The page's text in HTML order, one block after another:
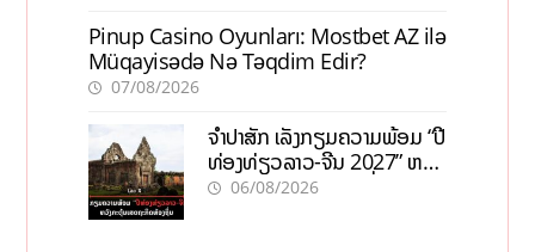
Pinup Casino Oyunları: Mostbet AZ ilə
Müqayisədə Nə Təqdim Edir?
07/08/2026
ຈຳປາສັກ ເລັ່ງກຽມຄວາມພ້ອມ “ປີ
ທ່ອງທ່ຽວລາວ-ຈີນ 2027” ຫວັງ
ກະຕຸ້ນເສດຖະກິດທ້ອງຖິ່ນ
06/08/2026